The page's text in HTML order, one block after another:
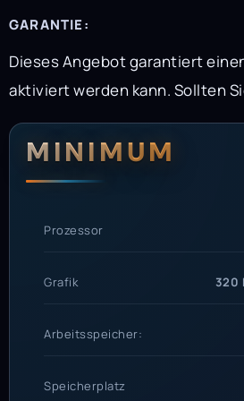
GARANTIE:
Dieses Angebot garantiert
aktiviert werden kann. Sollten
MINIMUM
Prozessor
Grafik 320
Arbeitsspeicher:
Speicherplatz